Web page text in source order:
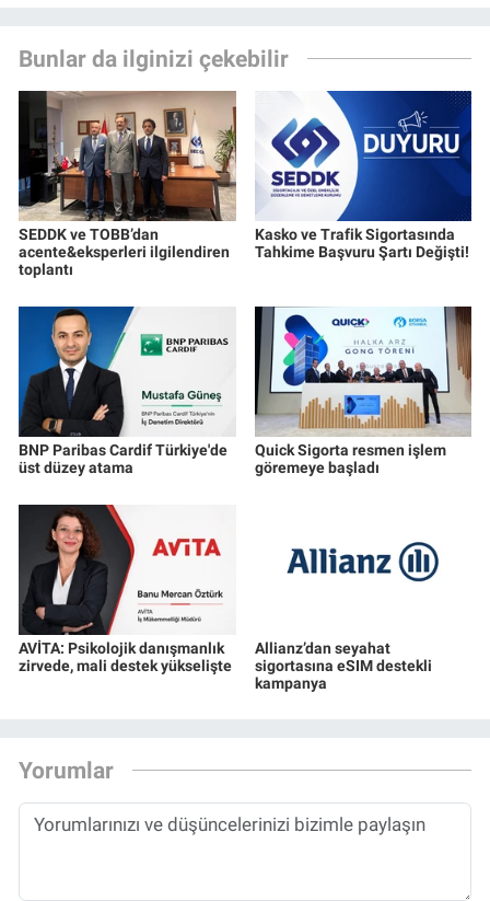
Bunlar da ilginizi çekebilir
SEDDK ve TOBB’dan
acente&eksperleri ilgilendiren
toplantı
Kasko ve Trafik Sigortasında
Tahkime Başvuru Şartı Değişti!
BNP Paribas Cardif Türkiye'de
üst düzey atama
Quick Sigorta resmen işlem
göremeye başladı
AVİTA: Psikolojik danışmanlık
zirvede, mali destek yükselişte
Allianz’dan seyahat
sigortasına eSIM destekli
kampanya
Yorumlar